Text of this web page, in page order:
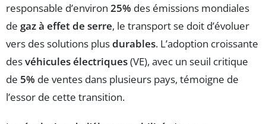
responsable d’environ 25% des émissions mondiales
de gaz à effet de serre, le transport se doit d’évoluer
vers des solutions plusdurables. L’adoption croissante
desvéhicules électriques(VE), avec un seuil critique
de 5% de ventes dans plusieurs pays, témoigne de
l’essor de cette transition.